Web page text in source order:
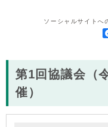
ソーシャルサイトへ
第1回協議会（
催）